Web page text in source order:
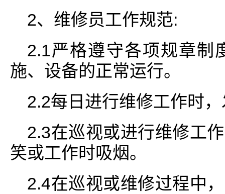
2、维修员工作规范:
2.1严格遵守各项规章制
施、设备的正常运行。
2.2每日进行维修工作时
2.3在巡视或进行维修工
笑或工作时吸烟。
2.4在巡视或维修过程中